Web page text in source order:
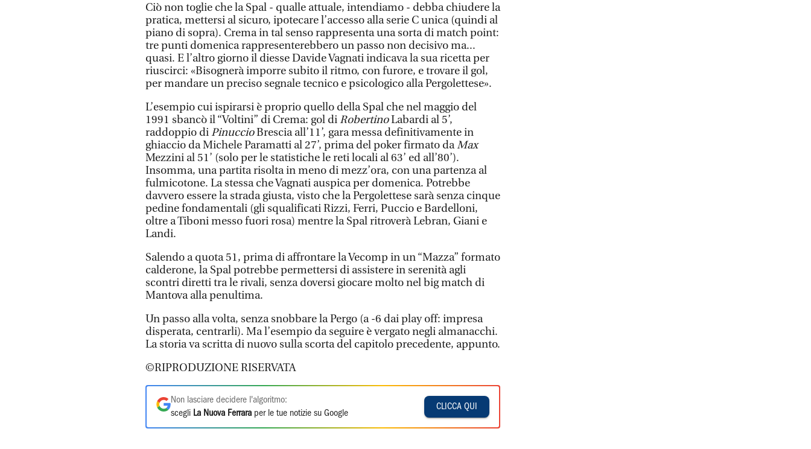
Ciò non toglie che la Spal - qualle attuale, intendiamo - debba chiudere la
pratica, mettersi al sicuro, ipotecare l’accesso alla serie C unica (quindi al
piano di sopra). Crema in tal senso rappresenta una sorta di match point:
tre punti domenica rappresenterebbero un passo non decisivo ma...
quasi. E l’altro giorno il diesse Davide Vagnati indicava la sua ricetta per
riuscirci: «Bisognerà imporre subito il ritmo, con furore, e trovare il gol,
per mandare un preciso segnale tecnico e psicologico alla Pergolettese».
L’esempio cui ispirarsi è proprio quello della Spal che nel maggio del
1991 sbancò il “Voltini” di Crema: gol diRobertinoLabardi al 5’,
raddoppio diPinuccioBrescia all’11’, gara messa definitivamente in
ghiaccio da Michele Paramatti al 27’, prima del poker firmato daMax
Mezzini al 51’ (solo per le statistiche le reti locali al 63’ ed all’80’).
Insomma, una partita risolta in meno di mezz’ora, con una partenza al
fulmicotone. La stessa che Vagnati auspica per domenica. Potrebbe
davvero essere la strada giusta, visto che la Pergolettese sarà senza cinque
pedine fondamentali (gli squalificati Rizzi, Ferri, Puccio e Bardelloni,
oltre a Tiboni messo fuori rosa) mentre la Spal ritroverà Lebran, Giani e
Landi.
Salendo a quota 51, prima di affrontare la Vecomp in un “Mazza” formato
calderone, la Spal potrebbe permettersi di assistere in serenità agli
scontri diretti tra le rivali, senza doversi giocare molto nel big match di
Mantova alla penultima.
Un passo alla volta, senza snobbare la Pergo (a -6 dai play off: impresa
disperata, centrarli). Ma l’esempio da seguire è vergato negli almanacchi.
La storia va scritta di nuovo sulla scorta del capitolo precedente, appunto.
©RIPRODUZIONE RISERVATA
Non lasciare decidere l'algoritmo:
scegli La Nuova Ferrara per le tue notizie su Google
CLICCA QUI